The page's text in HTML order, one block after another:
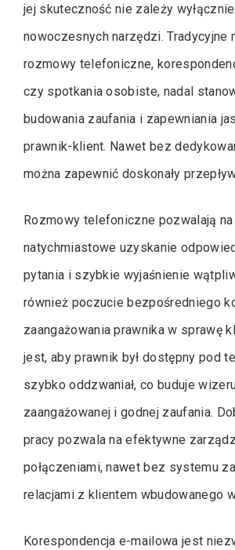
jej skuteczność nie zależy
nowoczesnych narzędzi. Tradycyjne
rozmowy telefoniczne,
czy spotkania osobiste, nadal
budowania zaufania i zapewniania
prawnik-klient. Nawet bez
można zapewnić doskonały
Rozmowy telefoniczne pozwalają na
natychmiastowe uzyskanie
pytania i szybkie wyjaśnienie
również poczucie bezpośredniego
zaangażowania prawnika w sprawę
jest, aby prawnik był dostępny pod
szybko oddzwaniał, co buduje
zaangażowanej i godnej zaufania.
pracy pozwala na efektywne
połączeniami, nawet bez systemu
relacjami z klientem wbudowanego
Korespondencja e-mailowa jest